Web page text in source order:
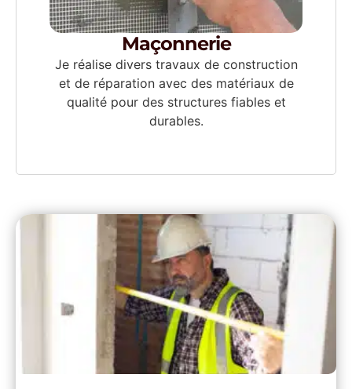
Maçonnerie
Je réalise divers travaux de construction
et de réparation avec des matériaux de
qualité pour des structures fiables et
durables.